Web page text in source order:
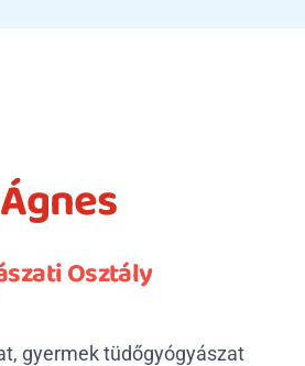
Osztály
gyermek tüdőgyógyászat